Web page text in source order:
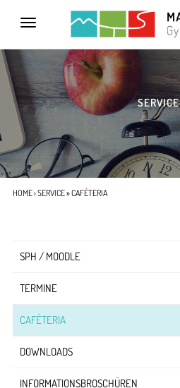
Toggle
SERVICE
HOME›SERVICE» CAFÉTERIA
SPH / MOODLE
TERMINE
CAFÉTERIA
DOWNLOADS
INFORMATIONSBROSCHÜREN